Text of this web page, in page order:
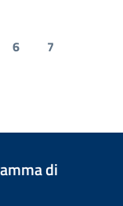
6 7
di